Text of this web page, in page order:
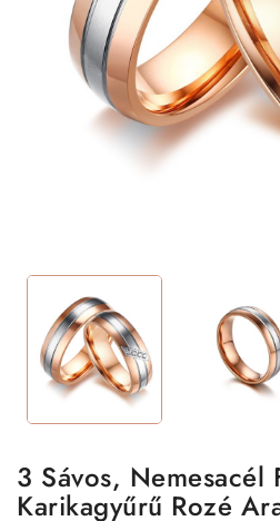
3 Sávos, Nemesacél
Karikagyűrű Rozé